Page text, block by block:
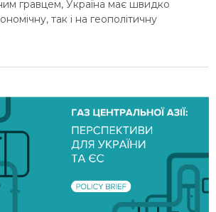
та санкції
і надрокористування
гравцем, Україна має швидко
так і на геополітичну
трендом є розвиток Південного
може становити як загрозу, так і
[…]